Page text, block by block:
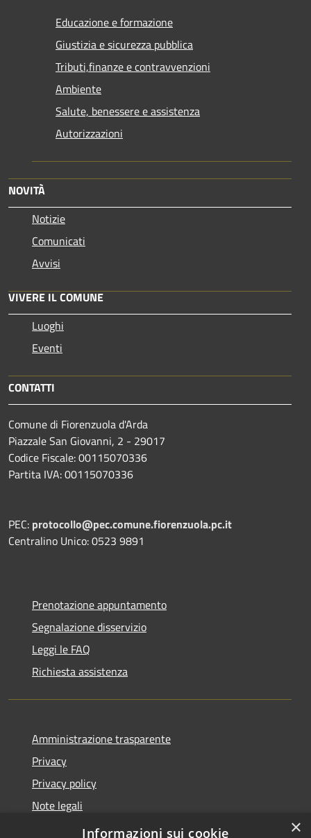
Educazione e formazione
Giustizia e sicurezza pubblica
Tributi,finanze e contravvenzioni
Ambiente
Salute, benessere e assistenza
Autorizzazioni
NOVITÀ
Notizie
Comunicati
Avvisi
VIVERE IL COMUNE
Luoghi
Eventi
CONTATTI
Comune di Fiorenzuola d'Arda
Piazzale San Giovanni, 2 - 29017
Codice Fiscale: 00115070336
Partita IVA: 00115070336
PEC: protocollo@pec.comune.fiorenzuola.pc.it
Centralino Unico: 0523 9891
Prenotazione appuntamento
Segnalazione disservizio
Leggi le FAQ
Richiesta assistenza
Amministrazione trasparente
Privacy
Privacy policy
Note legali
Dichiarazione di accessibilità
×
Informazioni sui cookie